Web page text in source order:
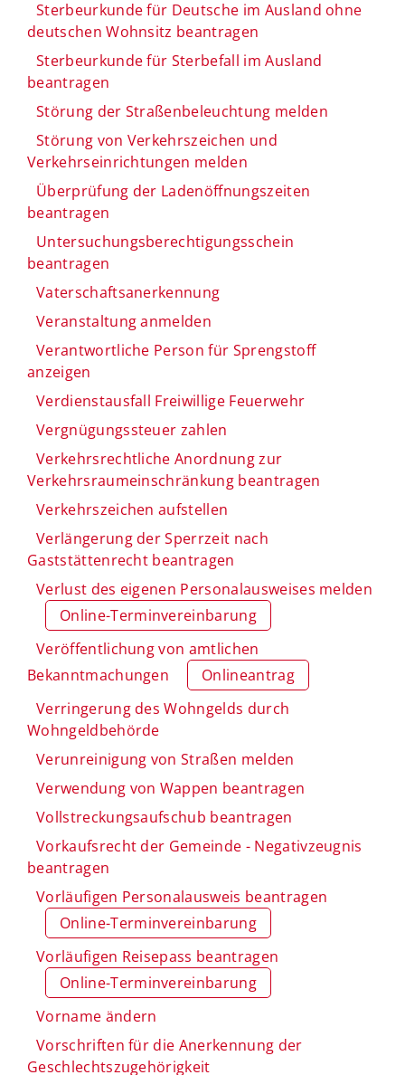
Sterbeurkunde für Deutsche im Ausland ohne
deutschen Wohnsitz beantragen
Sterbeurkunde für Sterbefall im Ausland
beantragen
Störung der Straßenbeleuchtung melden
Störung von Verkehrszeichen und
Verkehrseinrichtungen melden
Überprüfung der Ladenöffnungszeiten
beantragen
Untersuchungsberechtigungsschein
beantragen
Vaterschaftsanerkennung
Veranstaltung anmelden
Verantwortliche Person für Sprengstoff
anzeigen
Verdienstausfall Freiwillige Feuerwehr
Vergnügungssteuer zahlen
Verkehrsrechtliche Anordnung zur
Verkehrsraumeinschränkung beantragen
Verkehrszeichen aufstellen
Verlängerung der Sperrzeit nach
Gaststättenrecht beantragen
Verlust des eigenen Personalausweises melden
Online-Terminvereinbarung
Veröffentlichung von amtlichen
Bekanntmachungen
Onlineantrag
Verringerung des Wohngelds durch
Wohngeldbehörde
Verunreinigung von Straßen melden
Verwendung von Wappen beantragen
Vollstreckungsaufschub beantragen
Vorkaufsrecht der Gemeinde - Negativzeugnis
beantragen
Vorläufigen Personalausweis beantragen
Online-Terminvereinbarung
Vorläufigen Reisepass beantragen
Online-Terminvereinbarung
Vorname ändern
Vorschriften für die Anerkennung der
Geschlechtszugehörigkeit